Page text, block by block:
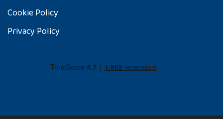
Cookie Policy
Privacy Policy